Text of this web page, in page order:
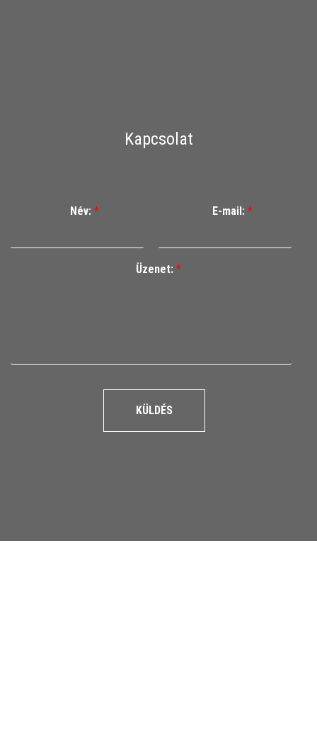
Kapcsolat
Név: * E-mail: *
Üzenet: *
KÜLDÉS